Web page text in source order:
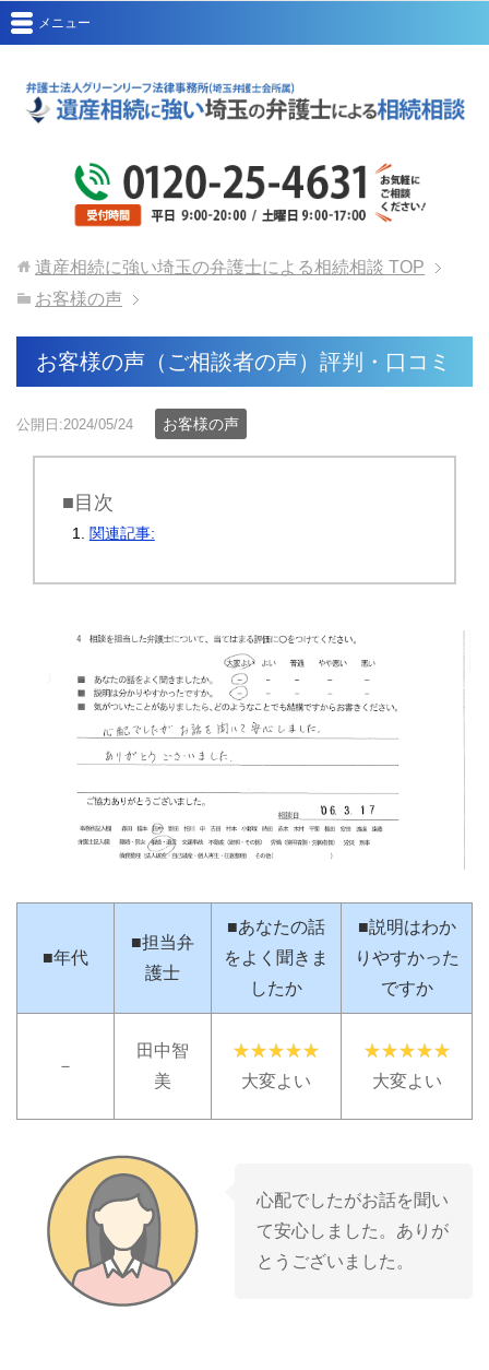
メニュー
遺産相続に強い埼玉の弁護士による相続相談 TOP
お客様の声
お客様の声（ご相談者の声）評判・口コミ
公開日:2024/05/24 お客様の声
■目次
関連記事:
■年代
■担当弁
護士
■あなたの話
をよく聞きま
したか
■説明はわか
りやすかった
ですか
－
田中智
美
大変よい 大変よい
心配でしたがお話を聞い
て安心しました。ありが
とうございました。